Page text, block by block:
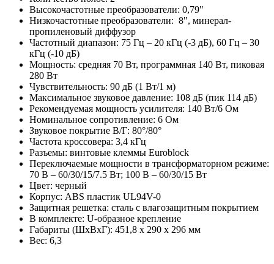
Высокочастотные преобразователи: 0,79"
Низкочастотные преобразователи: 8", минерал-
пропиленовый диффузор
Частотный диапазон: 75 Гц – 20 кГц (-3 дБ), 60 Гц – 30
кГц (-10 дБ)
Мощность: средняя 70 Вт, программная 140 Вт, пиковая
280 Вт
Чувствительность: 90 дБ (1 Вт/1 м)
Максимальное звуковое давление: 108 дБ (пик 114 дБ)
Рекомендуемая мощность усилителя: 140 Вт/6 Ом
Номинальное сопротивление: 6 Ом
Звуковое покрытие В/Г: 80°/80°
Частота кроссовера: 3,4 кГц
Разъемы: винтовые клеммы Euroblock
Переключаемые мощности в трансформаторном режиме:
70 В – 60/30/15/7.5 Вт; 100 В – 60/30/15 Вт
Цвет: черный
Корпус: ABS пластик UL94V-0
Защитная решетка: сталь с влагозащитным покрытием
В комплекте: U-образное крепление
Габариты (ШхВхГ): 451,8 х 290 х 296 мм
Вес: 6,3